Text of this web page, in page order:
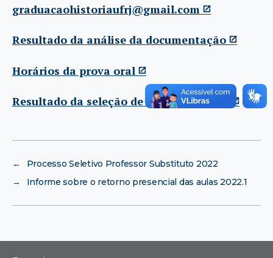
graduacaohistoriaufrj@gmail.com
Resultado da análise da documentação
Horários da prova oral
Resultado da seleção de monitoria 2022
←
Processo Seletivo Professor Substituto 2022
→
Informe sobre o retorno presencial das aulas 2022.1